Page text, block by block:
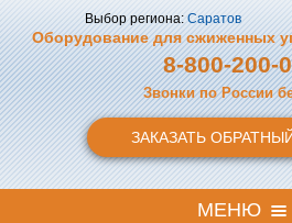
Выбор региона:Саратов
Оборудование для сжиженных
8-800-200-
Звонки по России
ЗАКАЗАТЬ
МЕНЮ